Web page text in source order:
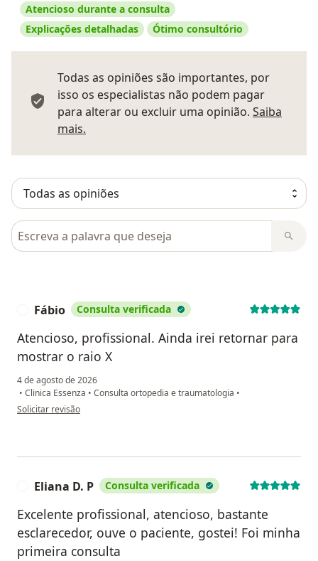
Atencioso durante a consulta
Explicações detalhadas
Ótimo consultório
Todas as opiniões são importantes, por
isso os especialistas não podem pagar
para alterar ou excluir uma opinião. Saiba
mais.
Pesquisar em opiniões
Fábio Consulta verificada
Atencioso, profissional. Ainda irei retornar para
mostrar o raio X
4 de agosto de 2026
• Clinica Essenza • Consulta ortopedia e traumatologia •
na opinião do utilizador Fábio
Solicitar revisão
Eliana D. P Consulta verificada
Excelente profissional, atencioso, bastante
esclarecedor, ouve o paciente, gostei! Foi minha
primeira consulta